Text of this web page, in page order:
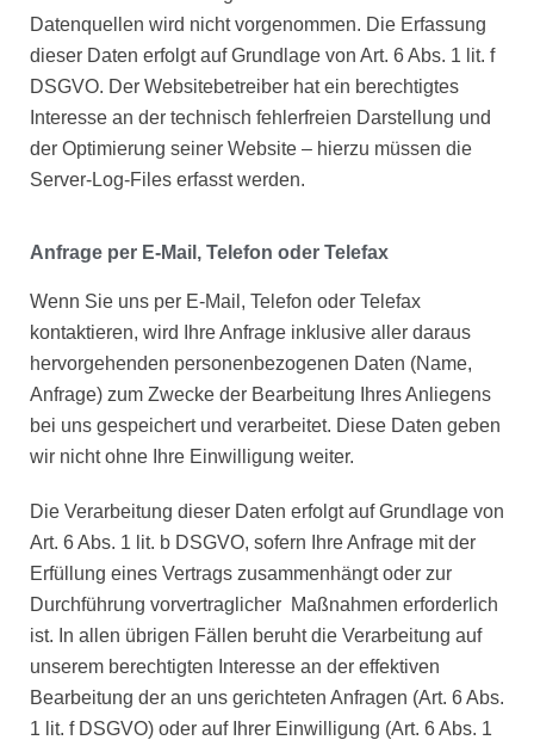
Datenquellen wird nicht vorgenommen. Die Erfassung
dieser Daten erfolgt auf Grundlage von Art. 6 Abs. 1 lit. f
DSGVO. Der Websitebetreiber hat ein berechtigtes
Interesse an der technisch fehlerfreien Darstellung und
der Optimierung seiner Website – hierzu müssen die
Server-Log-Files erfasst werden.
Anfrage per E-Mail, Telefon oder Telefax
Wenn Sie uns per E-Mail, Telefon oder Telefax
kontaktieren, wird Ihre Anfrage inklusive aller daraus
hervorgehenden personenbezogenen Daten (Name,
Anfrage) zum Zwecke der Bearbeitung Ihres Anliegens
bei uns gespeichert und verarbeitet. Diese Daten geben
wir nicht ohne Ihre Einwilligung weiter.
Die Verarbeitung dieser Daten erfolgt auf Grundlage von
Art. 6 Abs. 1 lit. b DSGVO, sofern Ihre Anfrage mit der
Erfüllung eines Vertrags zusammenhängt oder zur
Durchführung vorvertraglicher Maßnahmen erforderlich
ist. In allen übrigen Fällen beruht die Verarbeitung auf
unserem berechtigten Interesse an der effektiven
Bearbeitung der an uns gerichteten Anfragen (Art. 6 Abs.
1 lit. f DSGVO) oder auf Ihrer Einwilligung (Art. 6 Abs. 1